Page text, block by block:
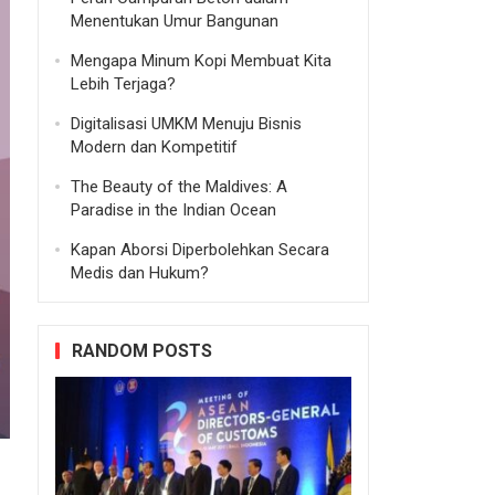
Menentukan Umur Bangunan
Mengapa Minum Kopi Membuat Kita
Lebih Terjaga?
Digitalisasi UMKM Menuju Bisnis
Modern dan Kompetitif
The Beauty of the Maldives: A
Paradise in the Indian Ocean
Kapan Aborsi Diperbolehkan Secara
Medis dan Hukum?
RANDOM POSTS